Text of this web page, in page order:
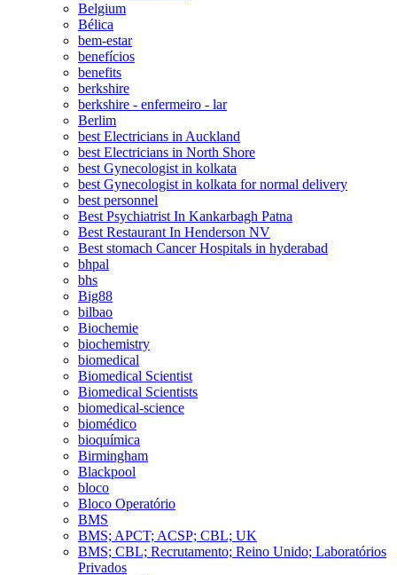
Belgium
Bélica
bem-estar
benefícios
benefits
berkshire
berkshire - enfermeiro - lar
Berlim
best Electricians in Auckland
best Electricians in North Shore
best Gynecologist in kolkata
best Gynecologist in kolkata for normal delivery
best personnel
Best Psychiatrist In Kankarbagh Patna
Best Restaurant In Henderson NV
Best stomach Cancer Hospitals in hyderabad
bhpal
bhs
Big88
bilbao
Biochemie
biochemistry
biomedical
Biomedical Scientist
Biomedical Scientists
biomedical-science
biomédico
bioquímica
Birmingham
Blackpool
bloco
Bloco Operatório
BMS
BMS; APCT; ACSP; CBL; UK
BMS; CBL; Recrutamento; Reino Unido; Laboratórios
Privados